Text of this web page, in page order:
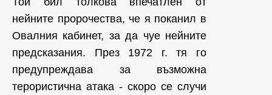
нейните пророчества, че я поканил в
Овалния кабинет, за да чуе нейните
предсказания. През 1972 г. тя го
предупреждава за възможна
терористична атака - скоро се случи